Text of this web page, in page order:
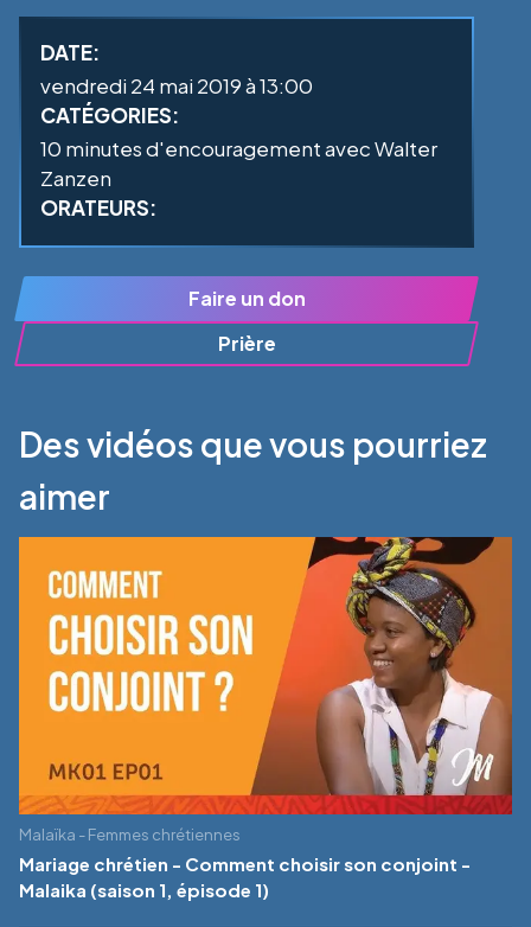
DATE:
vendredi 24 mai 2019 à 13:00
CATÉGORIES:
10 minutes d'encouragement avec Walter
Zanzen
ORATEURS:
Faire un don
Prière
Des vidéos que vous pourriez
aimer
Malaïka - Femmes chrétiennes
Mariage chrétien - Comment choisir son conjoint -
Malaika (saison 1, épisode 1)